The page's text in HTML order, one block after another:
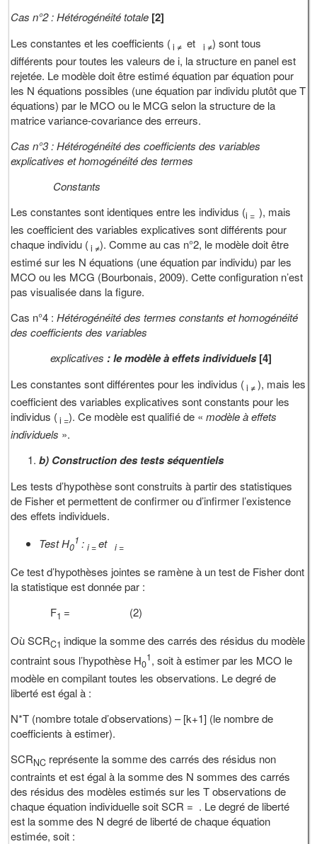
Cas n°2 : Hétérogénéité totale [2]
Les constantes et les coefficients (i ≠ et i ≠) sont tous
différents pour toutes les valeurs de i, la structure en panel est
rejetée. Le modèle doit être estimé équation par équation pour
les N équations possibles (une équation par individu plutôt que T
équations) par le MCO ou le MCG selon la structure de la
matrice variance-covariance des erreurs.
Cas n°3 : Hétérogénéité des coefficients des variables
explicatives et homogénéité des termes
Constants
Les constantes sont identiques entre les individus (i = ), mais
les coefficient des variables explicatives sont différents pour
chaque individu (i ≠). Comme au cas n°2, le modèle doit être
estimé sur les N équations (une équation par individu) par les
MCO ou les MCG (Bourbonais, 2009). Cette configuration n’est
pas visualisée dans la figure.
Cas n°4 :Hétérogénéité des termes constants et homogénéité
des coefficients des variables
explicatives : le modèle à effets individuels[4]
Les constantes sont différentes pour les individus (i ≠), mais les
coefficient des variables explicatives sont constants pour les
individus (i =). Ce modèle est qualifié de «modèle à effets
individuels ».
b) Construction des tests séquentiels
Les tests d’hypothèse sont construits à partir des statistiques
de Fisher et permettent de confirmer ou d’infirmer l’existence
des effets individuels.
TestH0
1 : i =et i =
Ce test d’hypothèses jointes se ramène à un test de Fisher dont
la statistique est donnée par :
F1 = (2)
Où SCRC1 indique la somme des carrés des résidus du modèle
contraint sous l’hypothèse H0
1, soit à estimer par les MCO le
modèle en compilant toutes les observations. Le degré de
liberté est égal à :
N*T (nombre totale d’observations) – [k+1] (le nombre de
coefficients à estimer).
SCRNC représente la somme des carrés des résidus non
contraints et est égal à la somme des N sommes des carrés
des résidus des modèles estimés sur les T observations de
chaque équation individuelle soit SCR = . Le degré de liberté
est la somme des N degré de liberté de chaque équation
estimée, soit :